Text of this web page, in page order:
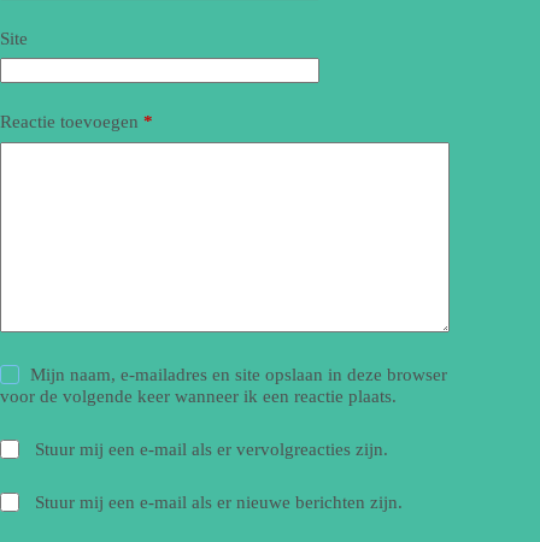
Site
Reactie toevoegen *
Mijn naam, e-mailadres en site opslaan in deze browser
voor de volgende keer wanneer ik een reactie plaats.
Stuur mij een e-mail als er vervolgreacties zijn.
Stuur mij een e-mail als er nieuwe berichten zijn.